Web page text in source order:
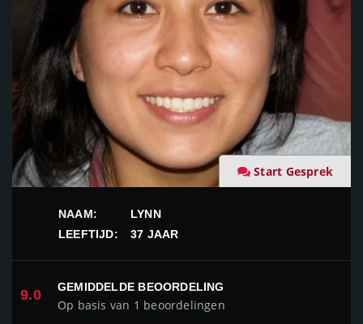
Start Gesprek
NAAM:
LYNN
LEEFTIJD:
37 JAAR
9.0 GEMIDDELDE BEOORDELING
Op basis van 1 beoordelingen